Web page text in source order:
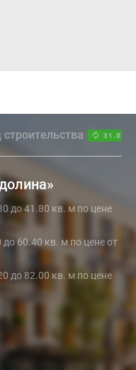
строительства
до 41.80 кв. м по цене
до 60.40 кв. м по цене от
до 82.00 кв. м по цене